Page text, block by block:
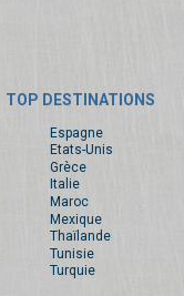
TOP DESTINATIONS
Espagne
Etats-Unis
Grèce
Italie
Maroc
Mexique
Thaïlande
Tunisie
Turquie